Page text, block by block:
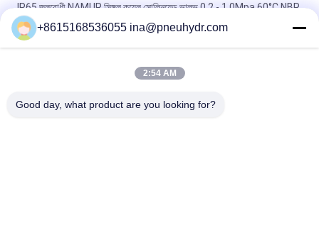
IP65 জলরোধী NAMUR সিঙ্গল কয়েল সোলিনয়েড ভালভ 0.2 - 1.0Mpa 60°C NBR
PUR সিল
FV-L10 ইন-লাইন ৫-ওয়ে নিউম্যাটিক সোলিনয়েড ভালভ M7
DOOS লিড - টাইপ সিরিজ সলিনয়েড ভালভ কুণ্ডলী DC24V ডিসি 29W পালস ভালভ
+8615168536055 ina@pneuhydr.com
2:54 AM
Good day, what product are you looking for?